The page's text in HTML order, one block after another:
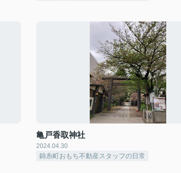
亀戸香取神社
2024.04.30
錦糸町おもち不動産スタッフの日常